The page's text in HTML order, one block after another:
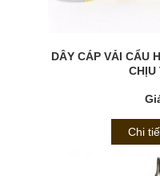
DÂY CÁP VẢI CẨU
CHỊU
Chi